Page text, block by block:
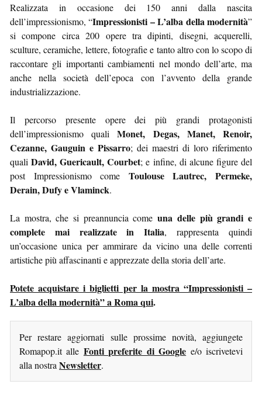
Realizzata in occasione dei 150 anni dalla nascita
dell’impressionismo, “Impressionisti – L’alba della modernità”
si compone circa 200 opere tra dipinti, disegni, acquerelli,
sculture, ceramiche, lettere, fotografie e tanto altro con lo scopo di
raccontare gli importanti cambiamenti nel mondo dell’arte, ma
anche nella società dell’epoca con l’avvento della grande
industrializzazione.
Il percorso presente opere dei più grandi protagonisti
dell’impressionismo qualiMonet, Degas, Manet, Renoir,
Cezanne, Gauguin e Pissarro; dei maestri di loro riferimento
qualiDavid, Guericault, Courbet; e infine, di alcune figure del
post Impressionismo come Toulouse Lautrec, Permeke,
Derain, Dufy e Vlaminck.
La mostra, che si preannuncia comeuna delle più grandi e
complete mai realizzate in Italia, rappresenta quindi
un’occasione unica per ammirare da vicino una delle correnti
artistiche più affascinanti e apprezzate della storia dell’arte.
Potete acquistare i biglietti per la mostra “Impressionisti –
L’alba della modernità” a Roma qui.
Per restare aggiornati sulle prossime novità, aggiungete
Romapop.it alle Fonti preferite di Google e/o iscrivetevi
alla nostra Newsletter.